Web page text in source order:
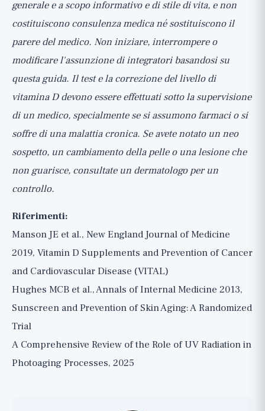
generale e a scopo informativo e di stile di vita, e non
costituiscono consulenza medica né sostituiscono il
parere del medico. Non iniziare, interrompere o
modificare l'assunzione di integratori basandosi su
questa guida. Il test e la correzione del livello di
vitamina D devono essere effettuati sotto la supervisione
di un medico, specialmente se si assumono farmaci o si
soffre di una malattia cronica. Se avete notato un neo
sospetto, un cambiamento della pelle o una lesione che
non guarisce, consultate un dermatologo per un
controllo.
Riferimenti:
Manson JE et al., New England Journal of Medicine
2019, Vitamin D Supplements and Prevention of Cancer
and Cardiovascular Disease (VITAL)
Hughes MCB et al., Annals of Internal Medicine 2013,
Sunscreen and Prevention of Skin Aging: A Randomized
Trial
A Comprehensive Review of the Role of UV Radiation in
Photoaging Processes, 2025